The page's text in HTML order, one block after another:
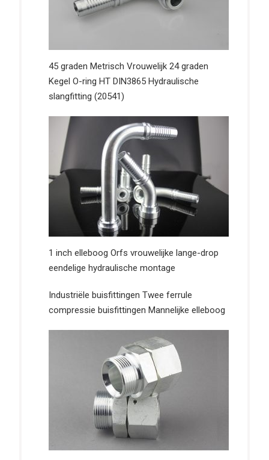
45 graden Metrisch Vrouwelijk 24 graden
Kegel O-ring HT DIN3865 Hydraulische
slangfitting (20541)
1 inch elleboog Orfs vrouwelijke lange-drop
eendelige hydraulische montage
Industriële buisfittingen Twee ferrule
compressie buisfittingen Mannelijke elleboog